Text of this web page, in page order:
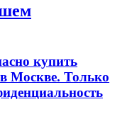
купить
Москве. Только